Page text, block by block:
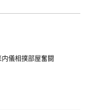
儀相撲部屋奮闘